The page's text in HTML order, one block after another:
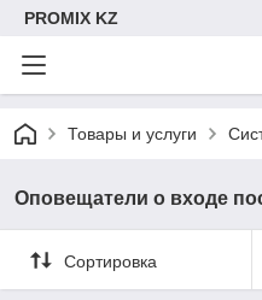
PROMIX KZ
Товары и услуги
Оповещатели о входе
Сортировка